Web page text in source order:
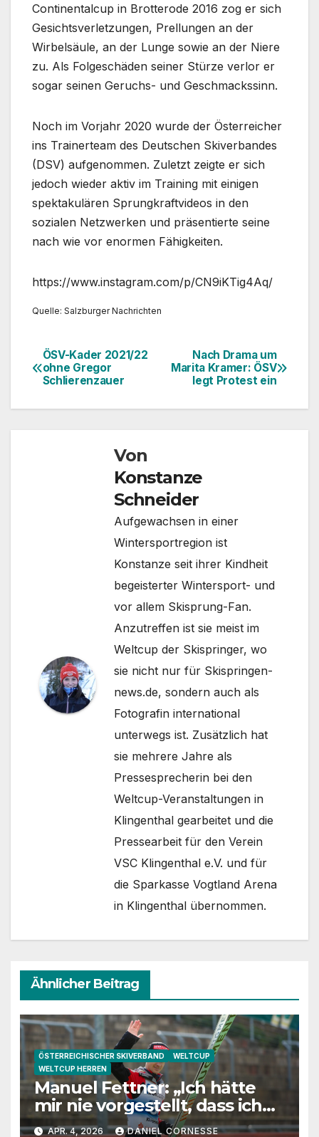
Continentalcup in Brotterode 2016 zog er sich
Gesichtsverletzungen, Prellungen an der
Wirbelsäule, an der Lunge sowie an der Niere
zu. Als Folgeschäden seiner Stürze verlor er
sogar seinen Geruchs- und Geschmackssinn.
Noch im Vorjahr 2020 wurde der Österreicher
ins Trainerteam des Deutschen Skiverbandes
(DSV) aufgenommen. Zuletzt zeigte er sich
jedoch wieder aktiv im Training mit einigen
spektakulären Sprungkraftvideos in den
sozialen Netzwerken und präsentierte seine
nach wie vor enormen Fähigkeiten.
https://www.instagram.com/p/CN9iKTig4Aq/
Quelle: Salzburger Nachrichten
BeitragsnavigationNach Drama um
Marita Kramer: ÖSV
legt Protest ein
ÖSV-Kader 2021/22
ohne Gregor
Schlierenzauer
Von
Konstanze
Schneider
Aufgewachsen in einer
Wintersportregion ist
Konstanze seit ihrer Kindheit
begeisterter Wintersport- und
vor allem Skisprung-Fan.
Anzutreffen ist sie meist im
Weltcup der Skispringer, wo
sie nicht nur für Skispringen-
news.de, sondern auch als
Fotografin international
unterwegs ist. Zusätzlich hat
sie mehrere Jahre als
Pressesprecherin bei den
Weltcup-Veranstaltungen in
Klingenthal gearbeitet und die
Pressearbeit für den Verein
VSC Klingenthal e.V. und für
die Sparkasse Vogtland Arena
in Klingenthal übernommen.
Ähnlicher Beitrag
ÖSTERREICHISCHER SKIVERBAND
WELTCUP
WELTCUP HERREN
Manuel Fettner: „Ich hätte
mir nie vorgestellt, dass ich
so lange springe“
APR. 4, 2026 DANIEL CORNESSE